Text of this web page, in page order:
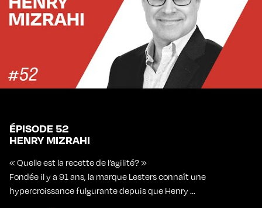
ÉPISODE 52
HENRY MIZRAHI
« Quelle est la recette de l’agilité? »
Fondée il y a 91 ans, la marque Lesters connaît une
hypercroissance fulgurante depuis que Henry …